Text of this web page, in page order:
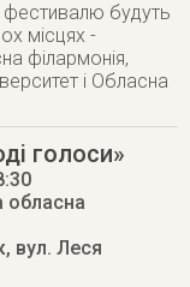
будуть
місцях -
філармонія,
і Обласна
голоси»
обласна
, вул. Леся